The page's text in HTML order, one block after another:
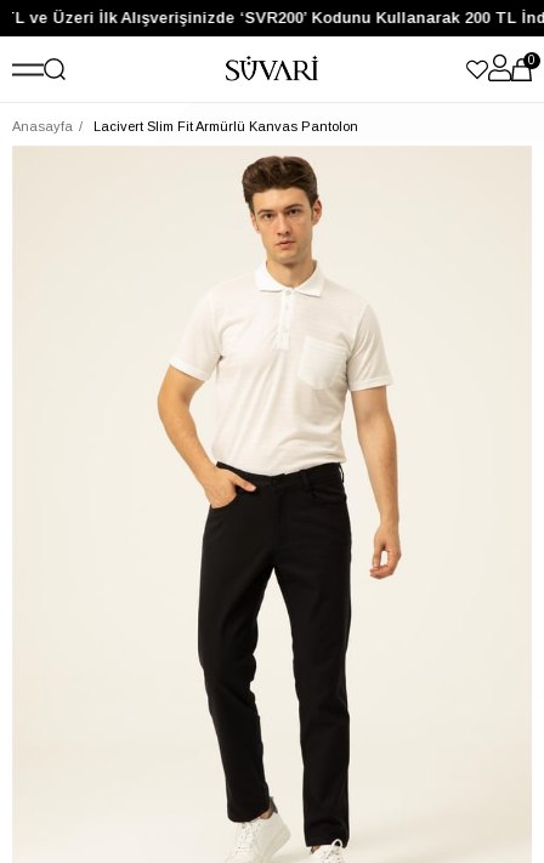
ve Üzeri İlk Alışverişinizde ‘SVR200’ Kodunu Kullanarak 200 TL
0
Anasayfa Lacivert Slim Fit Armürlü Kanvas Pantolon